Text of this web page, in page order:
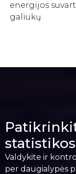
energijos
galiukų.
Valdykite ir
per daugialypės